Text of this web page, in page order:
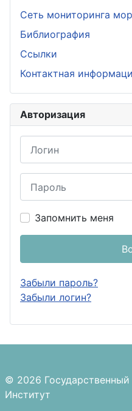
Сеть мониторинга
Библиография
Ссылки
Контактная
Авторизация
Запомнить меня
Забыли пароль?
Забыли логин?
© 2026
Институт